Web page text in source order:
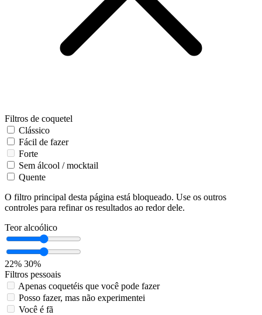
Filtros de coquetel
Clássico
Fácil de fazer
Forte
Sem álcool / mocktail
Quente
O filtro principal desta página está bloqueado. Use os outros
controles para refinar os resultados ao redor dele.
Teor alcoólico
22% 30%
Filtros pessoais
Apenas coquetéis que você pode fazer
Posso fazer, mas não experimentei
Você é fã